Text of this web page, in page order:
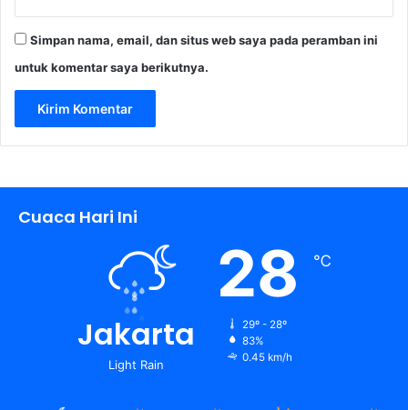
Simpan nama, email, dan situs web saya pada peramban ini
untuk komentar saya berikutnya.
Cuaca Hari Ini
Jakarta
Light Rain
28 ℃
29º - 28º
83%
0.45 km/h